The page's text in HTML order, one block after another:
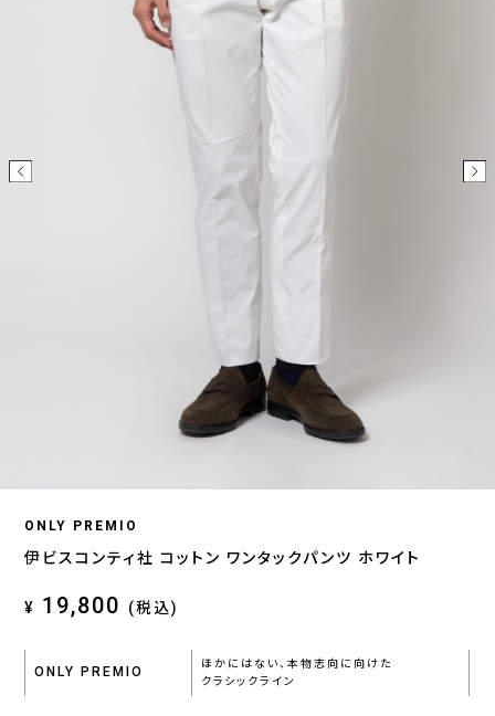
ONLY PREMIO
伊ビスコンティ社 コットン ワンタックパンツ ホワイト
¥ 19,800 (税込)
ONLY PREMIO
ほかにはない、本物志向に向けた
クラシックライン